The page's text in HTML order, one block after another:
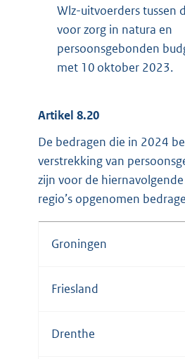
Wlz-uitvoerders tussen
voor zorg in natura en
persoonsgebonden
met 10 oktober 2023.
Artikel 8.20
De bedragen die in 2024
verstrekking van
zijn voor de hiernavolgende
regio’s opgenomen
Groningen
Friesland
Drenthe